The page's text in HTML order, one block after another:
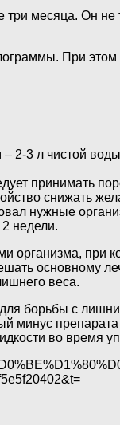
месяца. Он не
При
3 л чистой
принимать
снижать
нужные
недели.
организма, при
основному
веса.
борьбы с
минус
во время